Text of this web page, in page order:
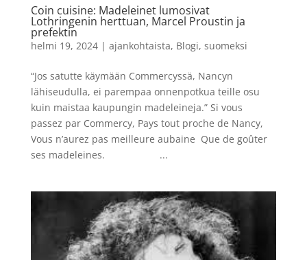
Coin cuisine: Madeleinet lumosivat
Lothringenin herttuan, Marcel Proustin ja
prefektin
helmi 19, 2024| ajankohtaista, Blogi, suomeksi
“Jos satutte käymään Commercyssä, Nancyn
lähiseudulla, ei parempaa onnenpotkua teille osu
kuin maistaa kaupungin madeleineja.” Si vous
passez par Commercy, Pays tout proche de Nancy,
Vous n’aurez pas meilleure aubaine Que de goûter
ses madeleines. ...